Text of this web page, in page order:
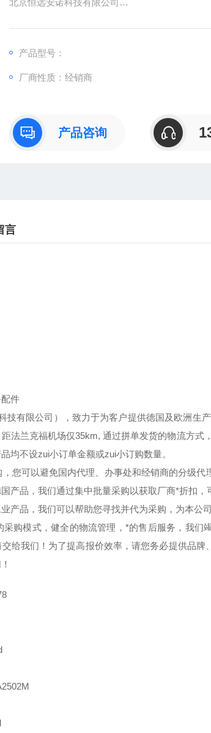
北京恒远安诺科技有限公司
：
仪器仪表、零配件，保证*。公司
产品型号：
厂商性质：经销商
产品咨询
言
件
技有限公司），致力于为客户提供德国及欧洲生
法兰克福机场仅35km, 通过拼单发货的物流方
均不设zui小订单金额或zui小订购数量。
您可以避免国内代理、办事处和经销商的分级代
产品，我们通过集中批量采购以获取厂商*折扣
产品，我们可以帮助您寻找并代为采购，为本公
购模式，健全的物流管理，*的售后服务，我们
给我们！为了提高报价效率，请您务必提供品